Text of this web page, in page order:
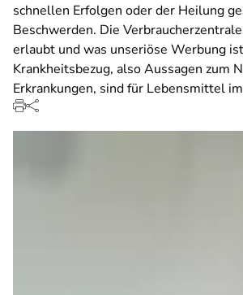
schnellen Erfolgen oder der Heilung
Beschwerden. Die
erlaubt und was unseriöse Werbung
Krankheitsbezug, also Aussagen zum
Erkrankungen, sind für Lebensmittel